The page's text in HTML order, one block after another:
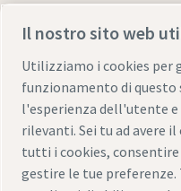
Informativa sulla privacy
Il nostro sito web
Utilizziamo i cookies
funzionamento di
l'esperienza dell'utente
rilevanti. Sei tu ad avere
tutti i cookies, consentire
gestire le tue preferenze.